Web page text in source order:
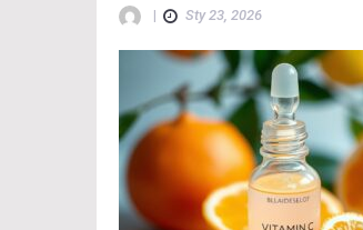
| Sty 23, 2026